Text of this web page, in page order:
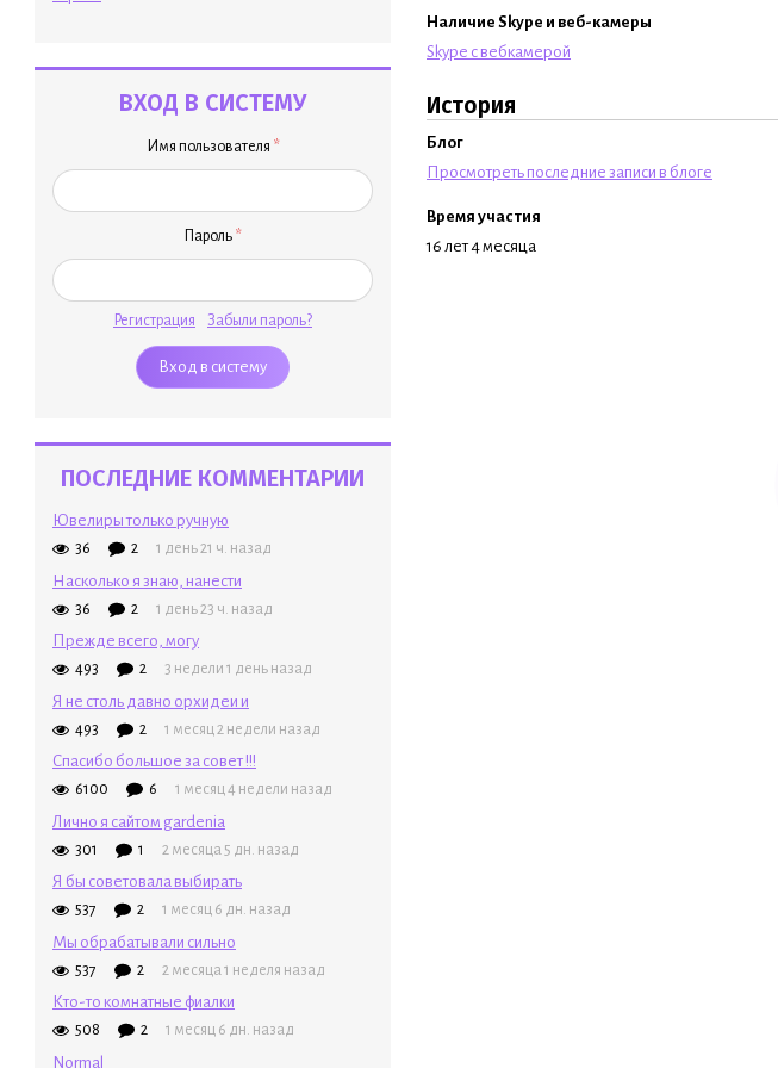
ВХОД В СИСТЕМУ
Имя пользователя *
Пароль *
Регистрация Забыли пароль?
ПОСЛЕДНИЕ КОММЕНТАРИИ
Ювелиры только ручную
36 2 1 день 21 ч. назад
Насколько я знаю, нанести
36 2 1 день 23 ч. назад
Прежде всего, могу
493 2 3 недели 1 день назад
Я не столь давно орхидеи и
493 2 1 месяц 2 недели назад
Спасибо большое за совет !!!
6100 6 1 месяц 4 недели назад
Лично я сайтом gardenia
301 1 2 месяца 5 дн. назад
Я бы советовала выбирать
537 2 1 месяц 6 дн. назад
Мы обрабатывали сильно
537 2 2 месяца 1 неделя назад
Кто-то комнатные фиалки
508 2 1 месяц 6 дн. назад
Normal
Наличие Skype и веб-камеры
Skype с вебкамерой
История
Блог
Просмотреть последние записи в блоге
Время участия
16 лет 4 месяца